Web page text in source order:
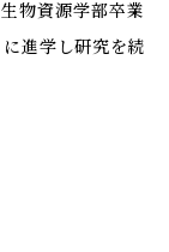
OUR OPEN
生物資源学部卒業
進学し研究を続